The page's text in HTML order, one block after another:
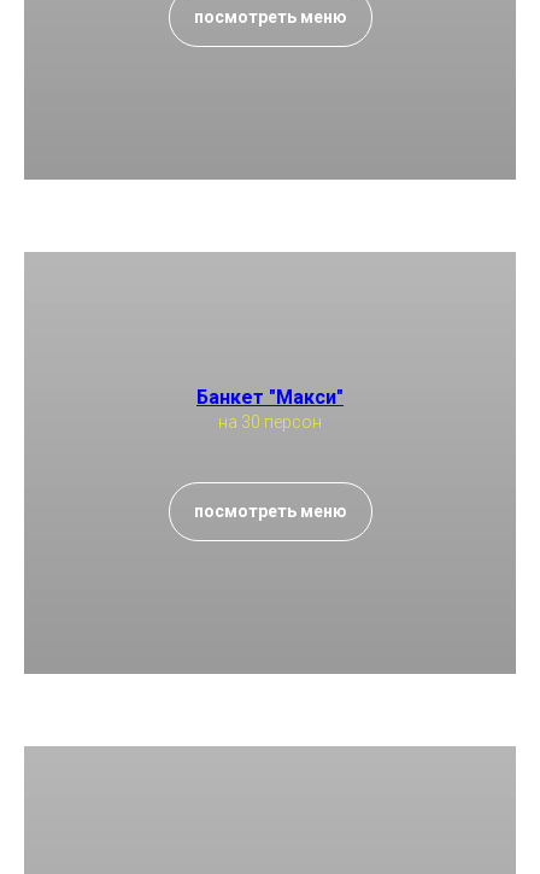
посмотреть меню
Банкет "Макси"
на 30 персон
посмотреть меню